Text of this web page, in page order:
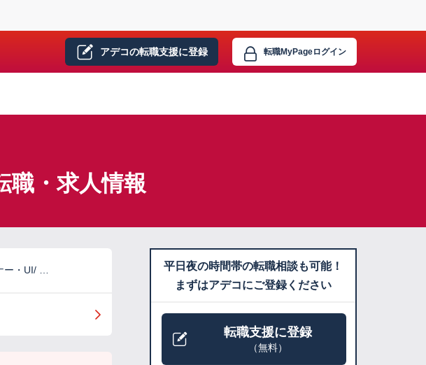
アデコの転職支援に登録 転職MyPageログイン
職・求人情報
ー・UI/ …
平日夜の時間帯の転職相談も可能！
まずはアデコにご登録ください
転職支援に登録
（無料）